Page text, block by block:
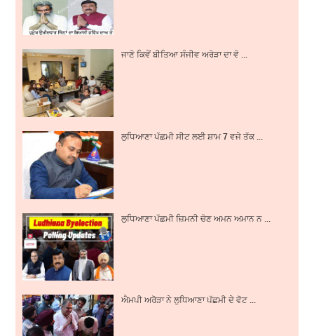
ਜਾਣੋ ਕਿਵੇਂ ਬੀਤਿਆ ਸੰਜੀਵ ਅਰੋੜਾ ਦਾ ਵੋ ...
ਲੁਧਿਆਣਾ ਪੱਛਮੀ ਸੀਟ ਲਈ ਸ਼ਾਮ 7 ਵਜੇ ਤੱਕ ...
ਲੁਧਿਆਣਾ ਪੱਛਮੀ ਜ਼ਿਮਨੀ ਚੋਣ ਅਮਨ ਅਮਾਨ ਨ ...
ਐਮਪੀ ਅਰੋੜਾ ਨੇ ਲੁਧਿਆਣਾ ਪੱਛਮੀ ਦੇ ਵੋਟ ...